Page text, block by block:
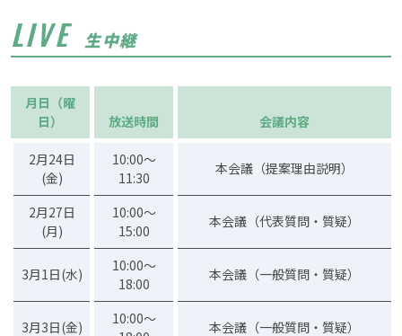
LIVE 生中継
月日（曜
日）
放送時間 会議内容
2月24日
(金)
10:00～
11:30
本会議（提案理由説明）
2月27日
(月)
10:00～
15:00
本会議（代表質問・質疑）
3月1日(水)
10:00～
18:00
本会議（一般質問・質疑）
3月3日(金)
10:00～
本会議（一般質問・質疑）